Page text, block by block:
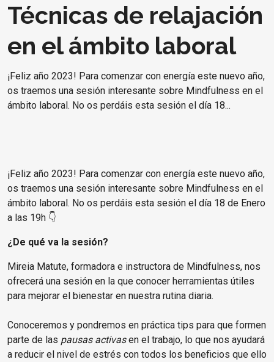
Técnicas de relajación
en el ámbito laboral
¡Feliz año 2023! Para comenzar con energía este nuevo año,
os traemos una sesión interesante sobre Mindfulness en el
ámbito laboral. No os perdáis esta sesión el día 18...
¡Feliz año 2023! Para comenzar con energía este nuevo año,
os traemos una sesión interesante sobre Mindfulness en el
ámbito laboral. No os perdáis esta sesión el día 18 de Enero
a las 19h 👇
¿De qué va la sesión?
Mireia Matute, formadora e instructora de Mindfulness, nos
ofrecerá una sesión en la que conocer herramientas útiles
para mejorar el bienestar en nuestra rutina diaria.
Conoceremos y pondremos en práctica tips para que formen
parte de las pausas activasen el trabajo, lo que nos ayudará
a reducir el nivel de estrés con todos los beneficios que ello